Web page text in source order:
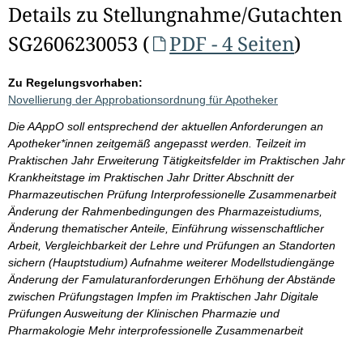
Details zu Stellungnahme/Gutachten
SG2606230053 (
PDF - 4 Seiten)
Zu Regelungsvorhaben:
Novellierung der Approbationsordnung für Apotheker
Die AAppO soll entsprechend der aktuellen Anforderungen an
Apotheker*innen zeitgemäß angepasst werden. Teilzeit im
Praktischen Jahr Erweiterung Tätigkeitsfelder im Praktischen Jahr
Krankheitstage im Praktischen Jahr Dritter Abschnitt der
Pharmazeutischen Prüfung Interprofessionelle Zusammenarbeit
Änderung der Rahmenbedingungen des Pharmazeistudiums,
Änderung thematischer Anteile, Einführung wissenschaftlicher
Arbeit, Vergleichbarkeit der Lehre und Prüfungen an Standorten
sichern (Hauptstudium) Aufnahme weiterer Modellstudiengänge
Änderung der Famulaturanforderungen Erhöhung der Abstände
zwischen Prüfungstagen Impfen im Praktischen Jahr Digitale
Prüfungen Ausweitung der Klinischen Pharmazie und
Pharmakologie Mehr interprofessionelle Zusammenarbeit